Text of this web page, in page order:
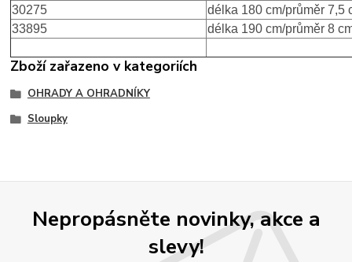
30275
délka 180 cm/průměr 7,5
33895
délka 190 cm/průměr 8
Zboží zařazeno v kategoriích
OHRADY A OHRADNÍKY
Sloupky
Nepropásněte novinky, akce a
slevy!